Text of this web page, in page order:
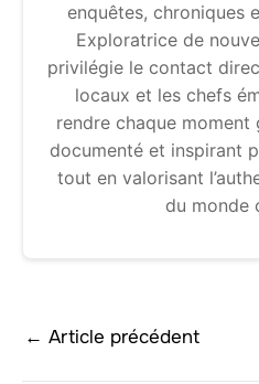
enquêtes, chroniques
Exploratrice de
privilégie le contact
locaux et les chefs
rendre chaque moment
documenté et inspirant
tout en valorisant
du monde
← Article précédent